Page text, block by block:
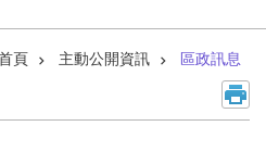
頁 主動公開資訊 區政訊息